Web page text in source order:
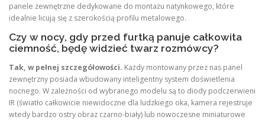
panele zewnętrzne dedykowane do montażu natynkowego, które
idealnie licują się z szerokością profilu metalowego.
Czy w nocy, gdy przed furtką panuje całkowita
ciemność, będę widzieć twarz rozmówcy?
Tak, w pełnej szczegółowości. Każdy montowany przez nas panel
zewnętrzny posiada wbudowany inteligentny system doświetlenia
nocnego. W zależności od wybranego modelu są to diody podczerwieni
IR (światło całkowicie niewidoczne dla ludzkiego oka, kamera rejestruje
wtedy bardzo ostry obraz czarno-biały) lub nowoczesne miniaturowe